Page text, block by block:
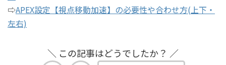
⇨APEX設定【視点移動加速】の必要性や合わせ方(上下・
左右)
＼ この記事はどうでしたか？ ／